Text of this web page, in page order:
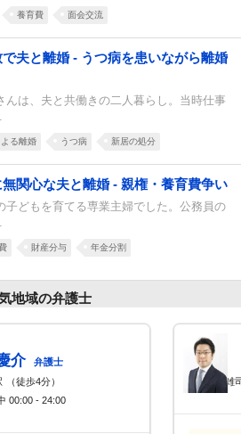
養育費 面会交流
夫と離婚 - うつ病を患いながら離婚
んは、夫と共働きの二人暮らし。当時仕事
る離婚 うつ病 新居の処分
関心な夫と離婚 - 親権・養育費争い
子どもを育てる専業主婦でした。公務員の
財産分与 年金分割
地域の弁護士
介
弁護士
（徒歩4分）
00:00 - 24:00
雑